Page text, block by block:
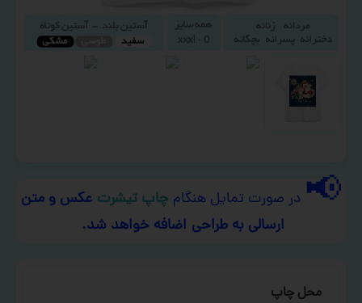
📢 در صورت تمایل هنگام چاپ تیشرت عکس و متن
ارسالی به طراحی اضافه خواهد شد.
محل چاپ